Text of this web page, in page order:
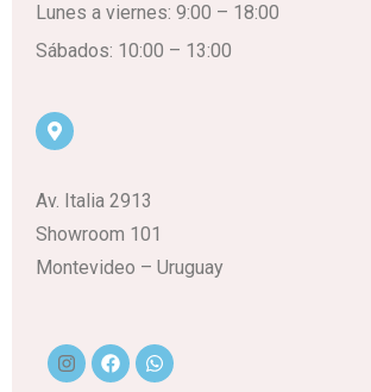
Lunes a viernes: 9:00 – 18:00
Sábados: 10:00 – 13:00
Av. Italia 2913
Showroom 101
Montevideo – Uruguay